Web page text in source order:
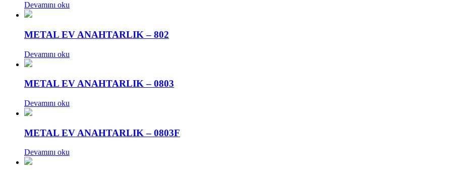
Devamını oku
METAL EV ANAHTARLIK – 802
Devamını oku
METAL EV ANAHTARLIK – 0803
Devamını oku
METAL EV ANAHTARLIK – 0803F
Devamını oku